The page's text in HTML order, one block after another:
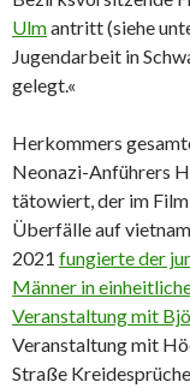
Ulmantritt (siehe
Jugendarbeit in
gelegt.«
Herkommers
Neonazi-Anführers
tätowiert, der im
Überfälle auf
2021 fungierte der
Männer in
Veranstaltung mit
Veranstaltung mit
Straße